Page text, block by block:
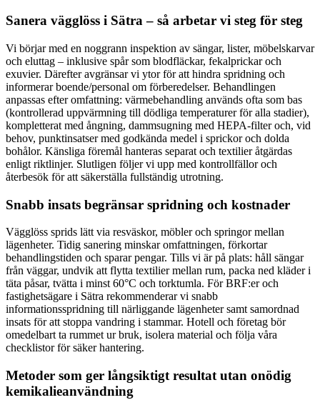
Sanera vägglöss i Sätra – så arbetar vi steg för steg
Vi börjar med en noggrann inspektion av sängar, lister, möbelskarvar
och eluttag – inklusive spår som blodfläckar, fekalprickar och
exuvier. Därefter avgränsar vi ytor för att hindra spridning och
informerar boende/personal om förberedelser. Behandlingen
anpassas efter omfattning: värmebehandling används ofta som bas
(kontrollerad uppvärmning till dödliga temperaturer för alla stadier),
kompletterat med ångning, dammsugning med HEPA-filter och, vid
behov, punktinsatser med godkända medel i sprickor och dolda
bohålor. Känsliga föremål hanteras separat och textilier åtgärdas
enligt riktlinjer. Slutligen följer vi upp med kontrollfällor och
återbesök för att säkerställa fullständig utrotning.
Snabb insats begränsar spridning och kostnader
Vägglöss sprids lätt via resväskor, möbler och springor mellan
lägenheter. Tidig sanering minskar omfattningen, förkortar
behandlingstiden och sparar pengar. Tills vi är på plats: håll sängar
från väggar, undvik att flytta textilier mellan rum, packa ned kläder i
täta påsar, tvätta i minst 60°C och torktumla. För BRF:er och
fastighetsägare i Sätra rekommenderar vi snabb
informationsspridning till närliggande lägenheter samt samordnad
insats för att stoppa vandring i stammar. Hotell och företag bör
omedelbart ta rummet ur bruk, isolera material och följa våra
checklistor för säker hantering.
Metoder som ger långsiktigt resultat utan onödig
kemikalieanvändning